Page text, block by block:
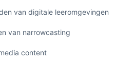
van digitale leeromgevingen
van narrowcasting
content